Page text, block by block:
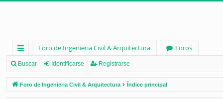
nl
ac
es
Foro de Ingenieria Civil & Arquitectura Foros
Buscar Identificarse Registrarse
Foro de Ingenieria Civil & Arquitectura Índice principal